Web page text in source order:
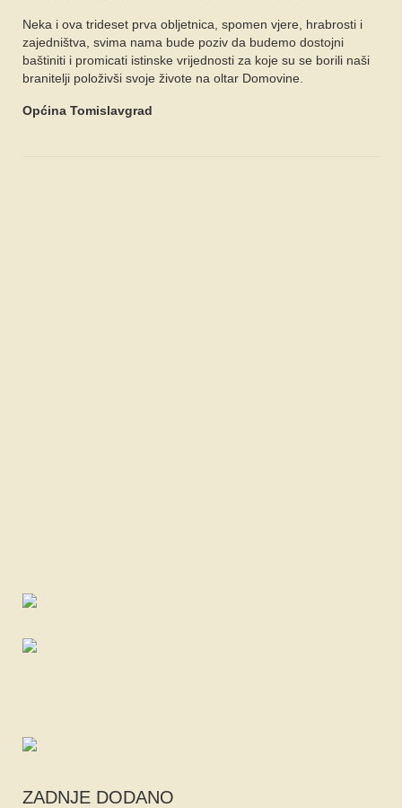
Neka i ova trideset prva obljetnica, spomen vjere, hrabrosti i
zajedništva, svima nama bude poziv da budemo dostojni
baštiniti i promicati istinske vrijednosti za koje su se borili naši
branitelji položivši svoje živote na oltar Domovine.
Općina Tomislavgrad
ZADNJE DODANO